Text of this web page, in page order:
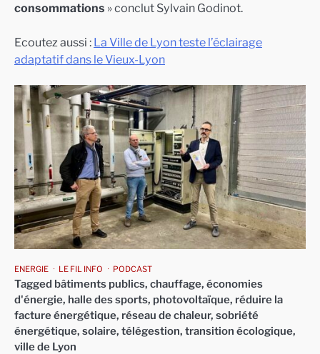
consommations » conclut Sylvain Godinot.
Ecoutez aussi : La Ville de Lyon teste l’éclairage
adaptatif dans le Vieux-Lyon
ENERGIE LE FIL INFO PODCAST
Tagged bâtiments publics, chauffage, économies
d'énergie, halle des sports, photovoltaïque, réduire la
facture énergétique, réseau de chaleur, sobriété
énergétique, solaire, télégestion, transition écologique,
ville de Lyon